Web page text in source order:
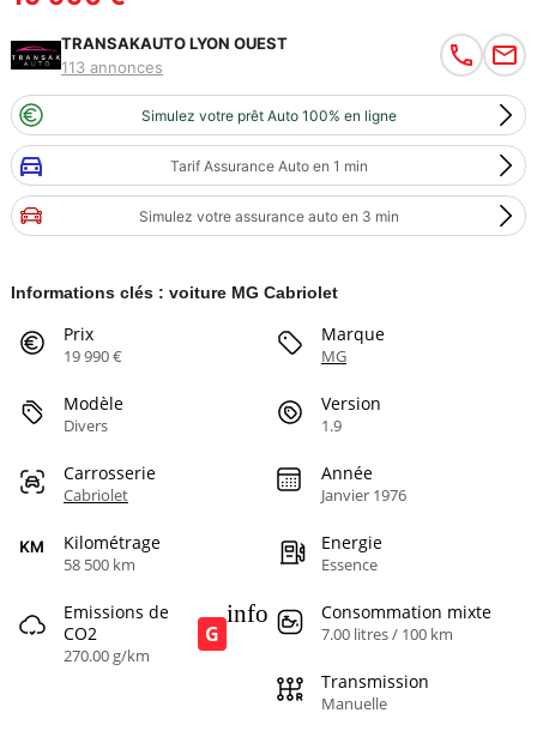
TRANSAKAUTO LYON OUEST
113 annonces
Simulez votre prêt Auto 100% en ligne
Tarif Assurance Auto en 1 min
Simulez votre assurance auto en 3 min
Informations clés : voiture MG Cabriolet
Prix
19 990 €
Marque
MG
Modèle
Divers
Version
1.9
Carrosserie
Cabriolet
Année
Janvier 1976
Kilométrage
58 500 km
Energie
Essence
Emissions de
CO2
270.00 g/km
G
info Consommation mixte
7.00 litres / 100 km
Transmission
Manuelle